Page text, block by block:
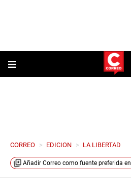
CORREO > EDICION > LA LIBERTAD
Añadir Correo como fuente preferida en